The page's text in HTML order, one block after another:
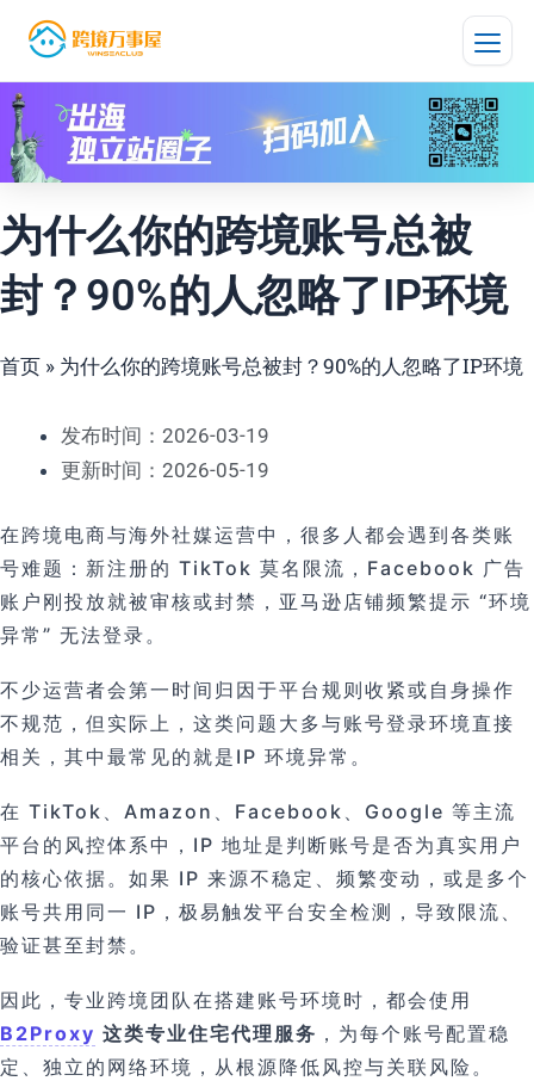
内
容
为什么你的跨境账号总被
封？90%的人忽略了IP环境
首页 » 为什么你的跨境账号总被封？90%的人忽略了IP环境
发布时间：2026-03-19
更新时间：2026-05-19
在跨境电商与海外社媒运营中，很多人都会遇到各类账
号难题：新注册的 TikTok 莫名限流，Facebook 广告
账户刚投放就被审核或封禁，亚马逊店铺频繁提示 “环境
异常” 无法登录。
不少运营者会第一时间归因于平台规则收紧或自身操作
不规范，但实际上，这类问题大多与账号登录环境直接
相关，其中最常见的就是IP 环境异常。
在 TikTok、Amazon、Facebook、Google 等主流
平台的风控体系中，IP 地址是判断账号是否为真实用户
的核心依据。如果 IP 来源不稳定、频繁变动，或是多个
账号共用同一 IP，极易触发平台安全检测，导致限流、
验证甚至封禁。
因此，专业跨境团队在搭建账号环境时，都会使用
B2Proxy 这类专业住宅代理服务 ，为每个账号配置稳
定、独立的网络环境，从根源降低风控与关联风险。